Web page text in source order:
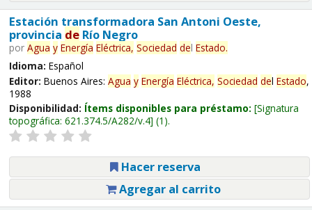
Estación transformadora San Antoni Oeste,
provincia deRío Negro
por Agua y Energía Eléctrica, Sociedad del Estado.
Idioma: Español
Editor: Buenos Aires: Agua y Energía Eléctrica, Sociedad del Estado,
1988
Disponibilidad: Ítems disponibles para préstamo: Signatura
topográfica: 621.374.5/A282/v.4 (1).
Hacer reserva
Agregar al carrito